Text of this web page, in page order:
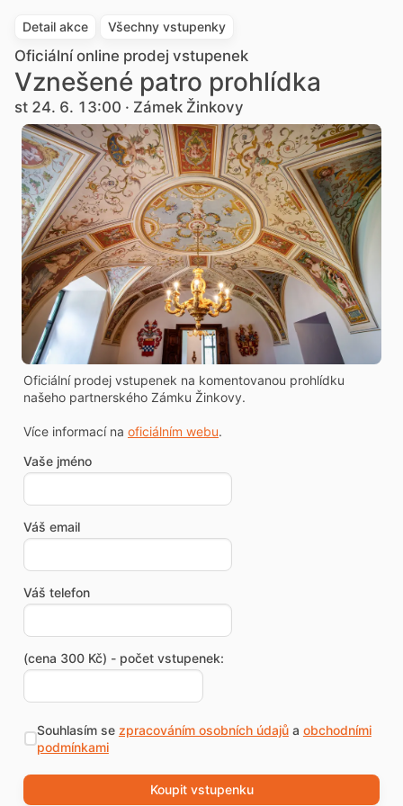
Detail akce Všechny vstupenky
Oficiální online prodej vstupenek
Vznešené patro prohlídka
st 24. 6. 13:00 · Zámek Žinkovy
Oficiální prodej vstupenek na komentovanou prohlídku
našeho partnerského Zámku Žinkovy.
Více informací na oficiálním webu.
Vaše jméno
Váš email
Váš telefon
(cena 300 Kč) - počet vstupenek:
Souhlasím se zpracováním osobních údajůa obchodními
podmínkami
Koupit vstupenku